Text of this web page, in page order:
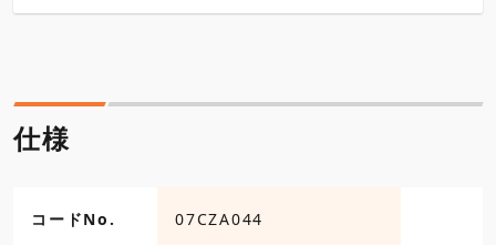
外観寸法図
各種ダウンロード
仕様
コードNo. 07CZA044